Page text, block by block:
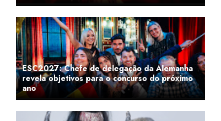
ESC2027: Chefe de delegação da Alemanha
revela objetivos para o concurso do próximo
ano